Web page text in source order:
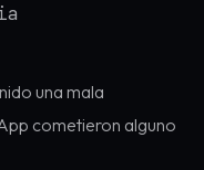
una mala
cometieron alguno